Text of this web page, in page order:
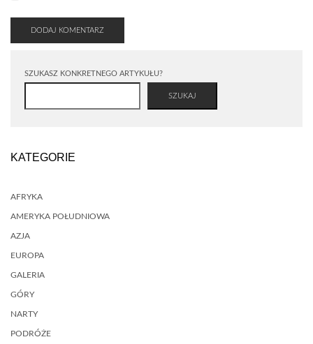
SZUKASZ KONKRETNEGO ARTYKUŁU?
SZUKAJ
KATEGORIE
AFRYKA
AMERYKA POŁUDNIOWA
AZJA
EUROPA
GALERIA
GÓRY
NARTY
PODRÓŻE